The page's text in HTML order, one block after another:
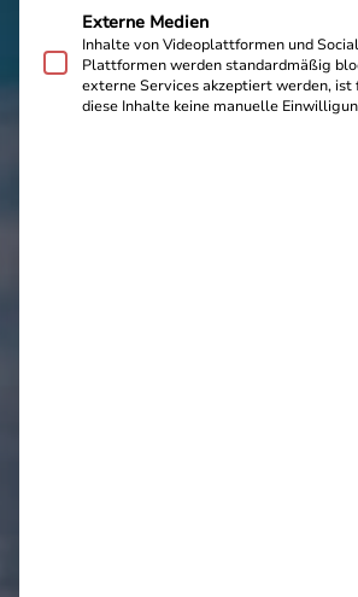
Externe Medien
Inhalte von Videoplattformen und
Plattformen werden standardmäßig
externe Services akzeptiert werden, ist
diese Inhalte keine manuelle